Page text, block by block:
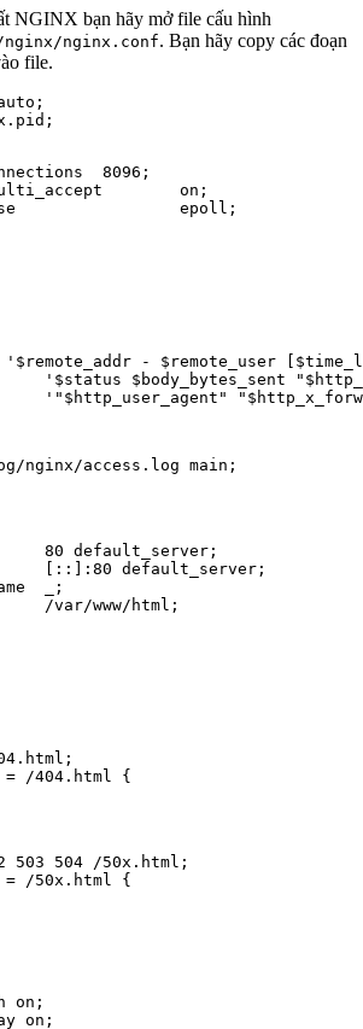
NGINX bạn hãy mở file cấu hình
nginx.conf. Bạn hãy copy các đoạn
file.
8096;
- $remote_user
'$status $body_bytes_sent
'"$http_user_agent"
nginx/access.log main;
80 default_server;
[::]:80 default_server;
_;
/var/www/html;
/404.html {
503 504 /50x.html;
/50x.html {
on;
on;